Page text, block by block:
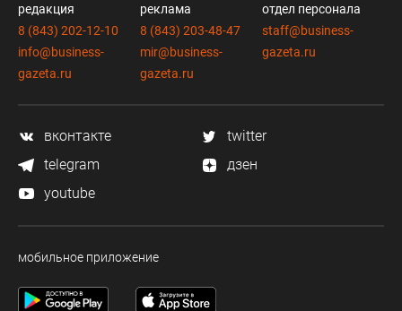
редакция
8 (843) 202-12-10
info@business-
gazeta.ru
реклама
8 (843) 203-48-47
mir@business-
gazeta.ru
отдел персонала
staff@business-
gazeta.ru
вконтакте
twitter
telegram
дзен
youtube
мобильное приложение